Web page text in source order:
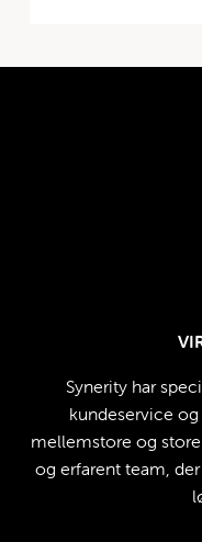
Synerity har
kundeservice
mellemstore og
og erfarent team,